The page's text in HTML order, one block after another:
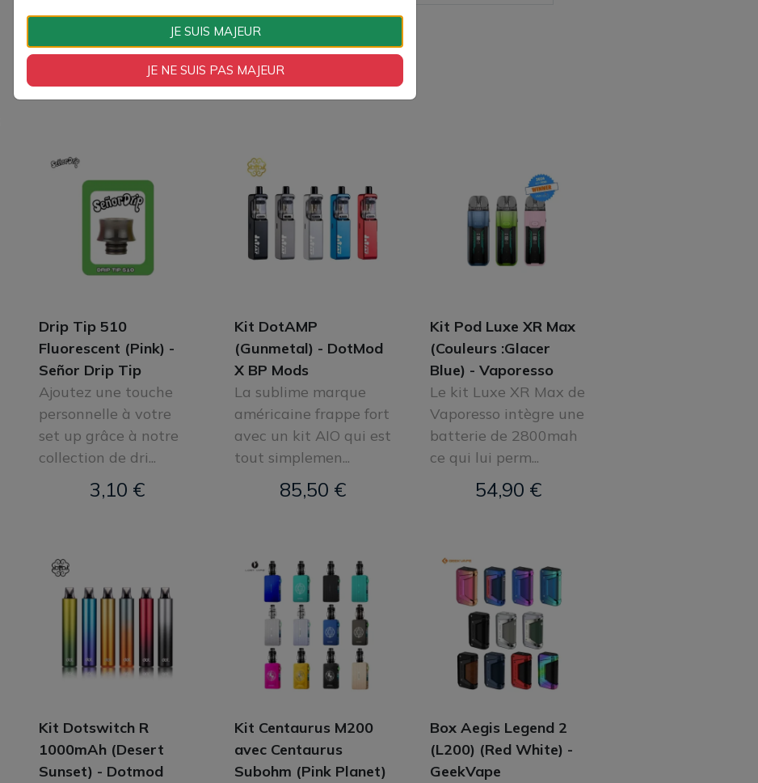
Drip Tip 510
Fluorescent (Pink) -
Señor Drip Tip
Ajoutez une touche
personnelle à votre
set up grâce à notre
collection de dri...
3,10 €
Kit DotAMP
(Gunmetal) - DotMod
X BP Mods
La sublime marque
américaine frappe fort
avec un kit AIO qui est
tout simplemen...
85,50 €
Kit Pod Luxe XR Max
(Couleurs :Glacer
Blue) - Vaporesso
Le kit Luxe XR Max de
Vaporesso intègre une
batterie de 2800mah
ce qui lui perm...
54,90 €
Kit Dotswitch R
1000mAh (Desert
Sunset) - Dotmod
Kit Centaurus M200
avec Centaurus
Subohm (Pink Planet)
Box Aegis Legend 2
(L200) (Red White) -
GeekVape
JE SUIS MAJEUR
JE NE SUIS PAS MAJEUR